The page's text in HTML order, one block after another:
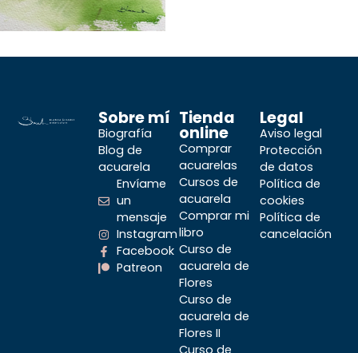
Sobre mí
Biografía
Blog de
acuarela
Envíame
un
mensaje
Instagram
Facebook
Patreon
Tienda
online
Comprar
acuarelas
Cursos de
acuarela
Comprar mi
libro
Curso de
acuarela de
Flores
Curso de
acuarela de
Flores II
Legal
Aviso legal
Protección
de datos
Política de
cookies
Política de
cancelación